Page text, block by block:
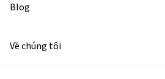
Blog
Về chúng tôi